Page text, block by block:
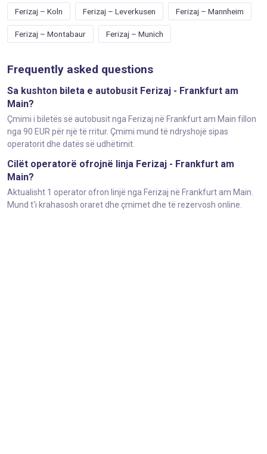
Ferizaj – Koln Ferizaj – Leverkusen Ferizaj – Mannheim
Ferizaj – Montabaur Ferizaj – Munich
Frequently asked questions
Sa kushton bileta e autobusit Ferizaj - Frankfurt am
Main?
Çmimi i biletës së autobusit nga Ferizaj në Frankfurt am Main fillon
nga 90 EUR për një të rritur. Çmimi mund të ndryshojë sipas
operatorit dhe datës së udhëtimit.
Cilët operatorë ofrojnë linja Ferizaj - Frankfurt am
Main?
Aktualisht 1 operator ofron linjë nga Ferizaj në Frankfurt am Main.
Mund t'i krahasosh oraret dhe çmimet dhe të rezervosh online.